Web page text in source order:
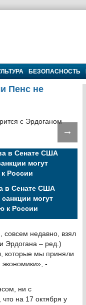
БЕЗОПАСНОСТЬ
Пенс не
→
в Сенате США
могут
к России
совсем недавно, взял
Эрдогана – ред.)
которые мы приняли
-
ни с
на 17 октября у